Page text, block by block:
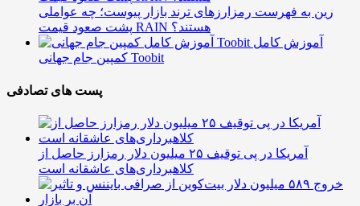
رین به فهرست رمزارزهای ترند بازار پیوست؛ چه عواملی
پشت صعود قیمت RAIN هستند؟
آموزش کامل
کمپین جام جهانی Toobit
پست های تصادفی
آمریکا در پی توقیف ۲۵ میلیون دلار رمزارز حاصل از
کلاهبرداری‌های عاشقانه است